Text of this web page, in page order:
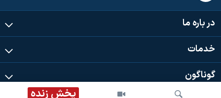
پخش زنده
در باره ما
خدمات
گوناگون